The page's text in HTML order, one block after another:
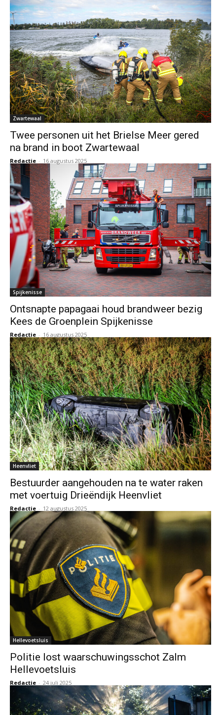
Zwartewaal
Twee personen uit het Brielse Meer gered
na brand in boot Zwartewaal
Redactie - 16 augustus 2025
Spijkenisse
Ontsnapte papagaai houd brandweer bezig
Kees de Groenplein Spijkenisse
Redactie - 16 augustus 2025
Heenvliet
Bestuurder aangehouden na te water raken
met voertuig Drieëndijk Heenvliet
Redactie - 12 augustus 2025
Hellevoetsluis
Politie lost waarschuwingsschot Zalm
Hellevoetsluis
Redactie - 24 juli 2025